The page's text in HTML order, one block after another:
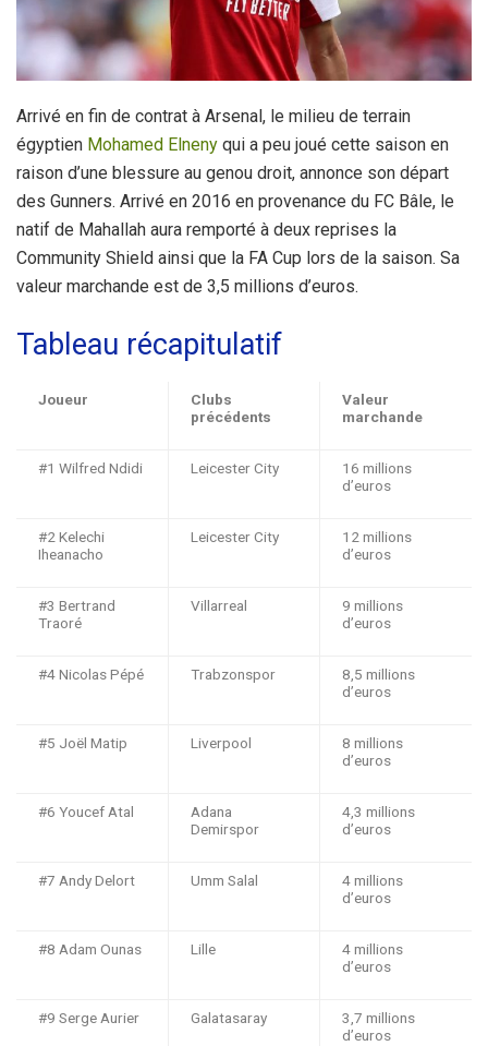
Arrivé en fin de contrat à Arsenal, le milieu de terrain
égyptien Mohamed Elneny qui a peu joué cette saison en
raison d’une blessure au genou droit, annonce son départ
des Gunners. Arrivé en 2016 en provenance du FC Bâle, le
natif de Mahallah aura remporté à deux reprises la
Community Shield ainsi que la FA Cup lors de la saison. Sa
valeur marchande est de 3,5 millions d’euros.
Tableau récapitulatif
Joueur
Clubs
précédents
Valeur
marchande
#1 Wilfred Ndidi Leicester City
16 millions
d’euros
#2 Kelechi
Iheanacho
Leicester City
12 millions
d’euros
#3 Bertrand
Traoré
Villarreal
9 millions
d’euros
#4 Nicolas Pépé Trabzonspor
8,5 millions
d’euros
#5 Joël Matip Liverpool
8 millions
d’euros
#6 Youcef Atal
Adana
Demirspor
4,3 millions
d’euros
#7 Andy Delort Umm Salal
4 millions
d’euros
#8 Adam Ounas Lille
4 millions
d’euros
#9 Serge Aurier Galatasaray
3,7 millions
d’euros